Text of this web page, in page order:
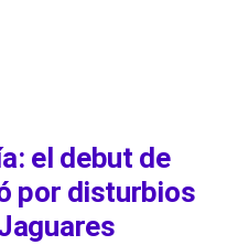
el debut de
por disturbios